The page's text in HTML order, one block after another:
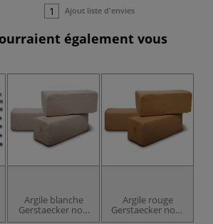
Ajout liste d'envies
également vous
Argile blanche
Gerstaecker non
chamotté
Argile rouge
Gerstaecker non-
chamottée